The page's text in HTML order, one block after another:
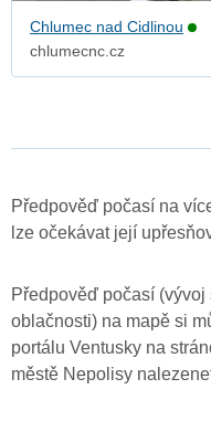
Chlumec nad Cidlinou
chlumecnc.cz
Předpověď počasí na
lze očekávat její
Předpověď počasí
oblačnosti) na mapě si
portálu Ventusky na
městě Nepolisy